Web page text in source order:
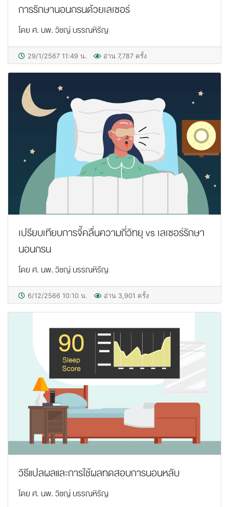
การรักษานอนกรนด้วยเลเซอร์
โดย ศ. นพ. วิชญ์ บรรณหิรัญ
29/1/2567 11:49 น. อ่าน 7,787 ครั้ง
เปรียบเทียบการจี้คลื่นความถี่วิทยุ vs เลเซอร์รักษา
นอนกรน
โดย ศ. นพ. วิชญ์ บรรณหิรัญ
6/12/2566 10:10 น. อ่าน 3,901 ครั้ง
วิธีแปลผลและการใช้ผลทดสอบการนอนหลับ
โดย ศ. นพ. วิชญ์ บรรณหิรัญ